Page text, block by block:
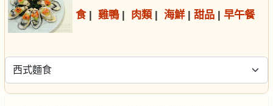
食| 雞鴨| 肉類 | 海鮮| 甜品 | 早午餐
選擇食譜分類